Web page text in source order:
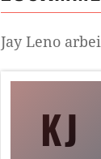
Jay Leno
KJ